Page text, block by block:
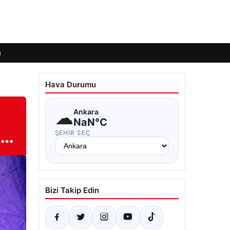
Hava Durumu
☁Ankara
NaN°C
ŞEHIR SEÇ
Bizi Takip Edin